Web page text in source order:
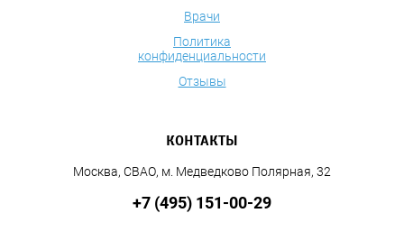
Врачи
Политика
конфиденциальности
Отзывы
КОНТАКТЫ
Москва, СВАО, м. Медведково Полярная, 32
+7 (495) 151-00-29